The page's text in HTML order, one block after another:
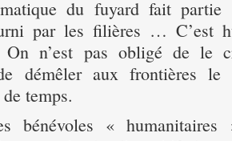
du fuyard fait
par les filières … C’est
On n’est pas obligé de
démêler aux frontières le
temps.
bénévoles «